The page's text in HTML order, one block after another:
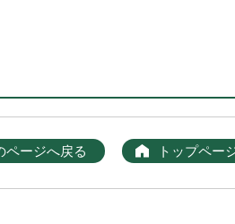
ページへ戻る トップペー